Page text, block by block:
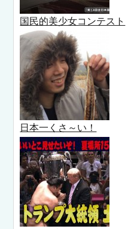
国民的美少女コンテスト
日本一くさ～い！